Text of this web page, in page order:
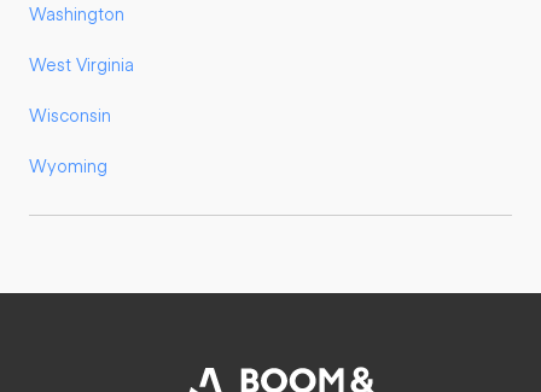
Washington
West Virginia
Wisconsin
Wyoming